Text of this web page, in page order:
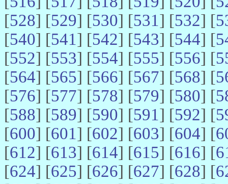
[528] [529] [530] [531] [532] [
[540] [541] [542] [543] [544] [
[552] [553] [554] [555] [556] [
[564] [565] [566] [567] [568] [
[576] [577] [578] [579] [580] [
[588] [589] [590] [591] [592] [
[600] [601] [602] [603] [604] [
[612] [613] [614] [615] [616] [
[624] [625] [626] [627] [628] [